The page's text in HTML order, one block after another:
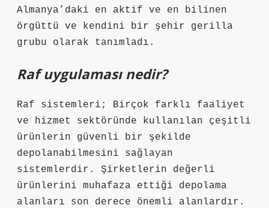
Almanya’daki en aktif ve en bilinen
örgüttü ve kendini bir şehir gerilla
grubu olarak tanımladı.
Raf uygulaması nedir?
Raf sistemleri; Birçok farklı faaliyet
ve hizmet sektöründe kullanılan çeşitli
ürünlerin güvenli bir şekilde
depolanabilmesini sağlayan
sistemlerdir. Şirketlerin değerli
ürünlerini muhafaza ettiği depolama
alanları son derece önemli alanlardır.